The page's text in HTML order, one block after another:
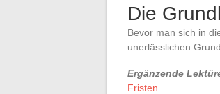
Die
Bevor man sich in
unerlässlichen
Ergänzende
Fristen